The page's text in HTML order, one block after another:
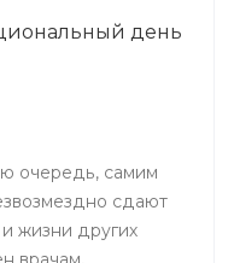
день
очередь, самим
сдают
жизни других